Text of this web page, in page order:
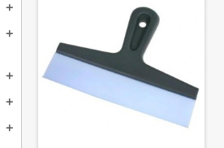
add
add
add
add
add